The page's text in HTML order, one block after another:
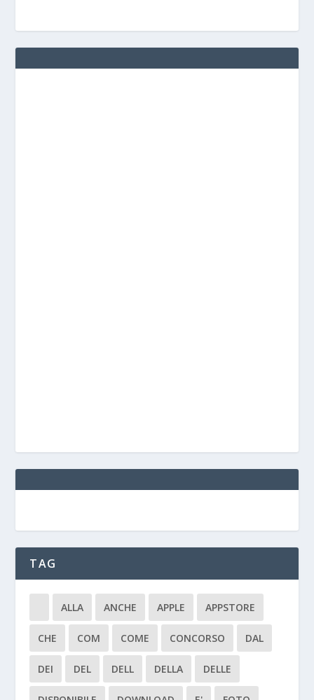
TAG
ALLA ANCHE APPLE APPSTORE
CHE COM COME CONCORSO DAL
DEI DEL DELL DELLA DELLE